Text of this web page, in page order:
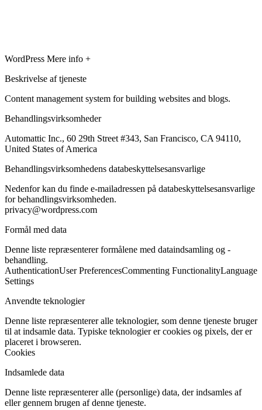
WordPress Mere info +
Beskrivelse af tjeneste
Content management system for building websites and blogs.
Behandlingsvirksomheder
Automattic Inc., 60 29th Street #343, San Francisco, CA 94110,
United States of America
Behandlingsvirksomhedens databeskyttelsesansvarlige
Nedenfor kan du finde e-mailadressen på databeskyttelsesansvarlige
for behandlingsvirksomheden.
privacy@wordpress.com
Formål med data
Denne liste repræsenterer formålene med dataindsamling og -
behandling.
AuthenticationUser PreferencesCommenting FunctionalityLanguage
Settings
Anvendte teknologier
Denne liste repræsenterer alle teknologier, som denne tjeneste bruger
til at indsamle data. Typiske teknologier er cookies og pixels, der er
placeret i browseren.
Cookies
Indsamlede data
Denne liste repræsenterer alle (personlige) data, der indsamles af
eller gennem brugen af denne tjeneste.